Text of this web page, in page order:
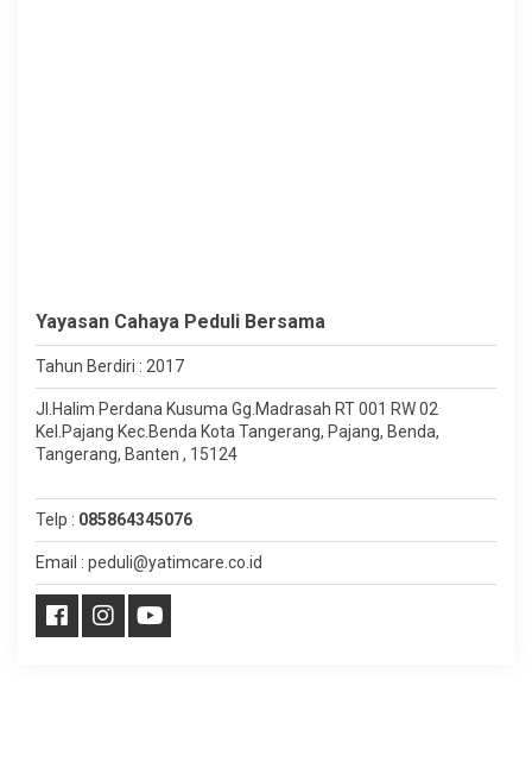
Yayasan Cahaya Peduli Bersama
Tahun Berdiri : 2017
Jl.Halim Perdana Kusuma Gg.Madrasah RT 001 RW 02
Kel.Pajang Kec.Benda Kota Tangerang, Pajang, Benda,
Tangerang, Banten , 15124
Telp : 085864345076
Email : peduli@yatimcare.co.id